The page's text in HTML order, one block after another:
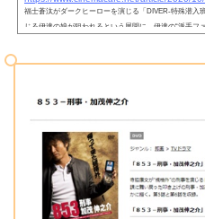
福士蒼汰がダークヒーローを演じる「DIVER-特殊潜入
じる伊達の娘が狙われるという展開に。伊達の“派手フ